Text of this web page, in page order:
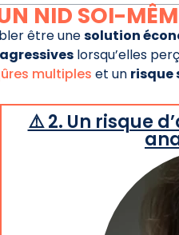
NID SOI-
être unesolution
lorsqu’elles
multiples et un
⚠️ 2. Un risque